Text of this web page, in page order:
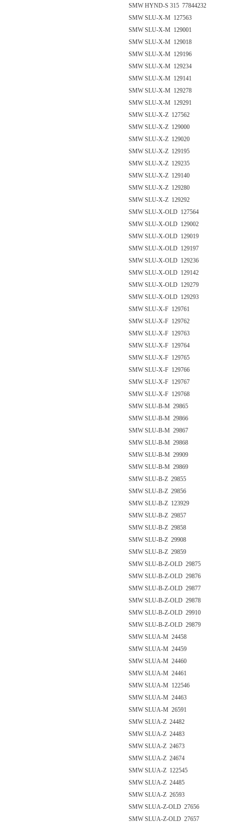
SMW HYND-S 315 77844232
SMW SLU-X-M 127563
SMW SLU-X-M 129001
SMW SLU-X-M 129018
SMW SLU-X-M 129196
SMW SLU-X-M 129234
SMW SLU-X-M 129141
SMW SLU-X-M 129278
SMW SLU-X-M 129291
SMW SLU-X-Z 127562
SMW SLU-X-Z 129000
SMW SLU-X-Z 129020
SMW SLU-X-Z 129195
SMW SLU-X-Z 129235
SMW SLU-X-Z 129140
SMW SLU-X-Z 129280
SMW SLU-X-Z 129292
SMW SLU-X-OLD 127564
SMW SLU-X-OLD 129002
SMW SLU-X-OLD 129019
SMW SLU-X-OLD 129197
SMW SLU-X-OLD 129236
SMW SLU-X-OLD 129142
SMW SLU-X-OLD 129279
SMW SLU-X-OLD 129293
SMW SLU-X-F 129761
SMW SLU-X-F 129762
SMW SLU-X-F 129763
SMW SLU-X-F 129764
SMW SLU-X-F 129765
SMW SLU-X-F 129766
SMW SLU-X-F 129767
SMW SLU-X-F 129768
SMW SLU-B-M 29865
SMW SLU-B-M 29866
SMW SLU-B-M 29867
SMW SLU-B-M 29868
SMW SLU-B-M 29909
SMW SLU-B-M 29869
SMW SLU-B-Z 29855
SMW SLU-B-Z 29856
SMW SLU-B-Z 123929
SMW SLU-B-Z 29857
SMW SLU-B-Z 29858
SMW SLU-B-Z 29908
SMW SLU-B-Z 29859
SMW SLU-B-Z-OLD 29875
SMW SLU-B-Z-OLD 29876
SMW SLU-B-Z-OLD 29877
SMW SLU-B-Z-OLD 29878
SMW SLU-B-Z-OLD 29910
SMW SLU-B-Z-OLD 29879
SMW SLUA-M 24458
SMW SLUA-M 24459
SMW SLUA-M 24460
SMW SLUA-M 24461
SMW SLUA-M 122546
SMW SLUA-M 24463
SMW SLUA-M 26591
SMW SLUA-Z 24482
SMW SLUA-Z 24483
SMW SLUA-Z 24673
SMW SLUA-Z 24674
SMW SLUA-Z 122545
SMW SLUA-Z 24485
SMW SLUA-Z 26593
SMW SLUA-Z-OLD 27656
SMW SLUA-Z-OLD 27657